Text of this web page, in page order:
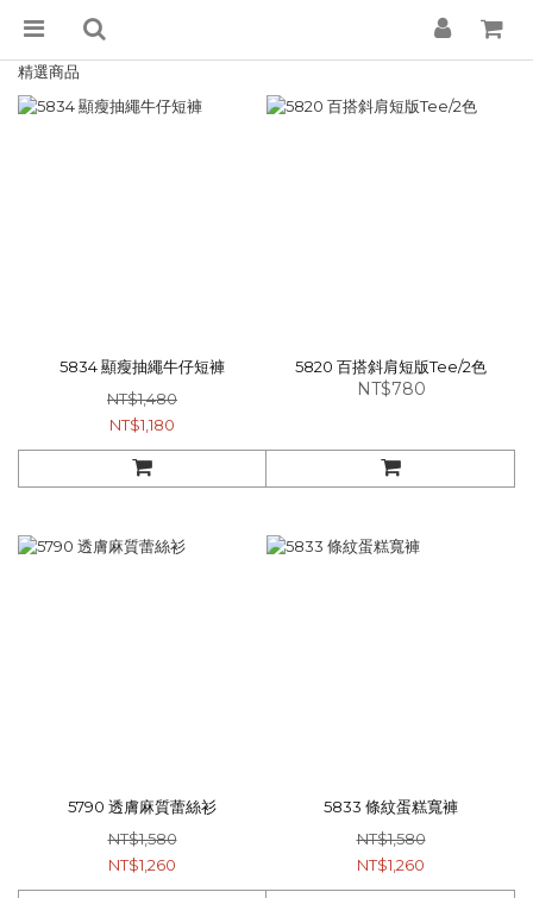
精選商品
5834 顯瘦抽繩牛仔短褲
NT$1,480
NT$1,180
5820 百搭斜肩短版Tee/2色
NT$780
5790 透膚麻質蕾絲衫
NT$1,580
NT$1,260
5833 條紋蛋糕寬褲
NT$1,580
NT$1,260